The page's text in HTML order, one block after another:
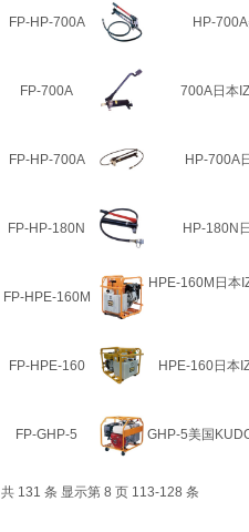
FP-HP-700A HP-
FP-700A 700A日本
FP-HP-700A HP-700A
FP-HP-180N HP-180N
FP-HPE-160M
HPE-160M日本
FP-HPE-160 HPE-160日本
FP-GHP-5 GHP-5美国
共 131 条 显示第 8 页 113-128 条